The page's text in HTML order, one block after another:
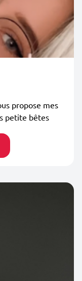
propose mes
petite bêtes